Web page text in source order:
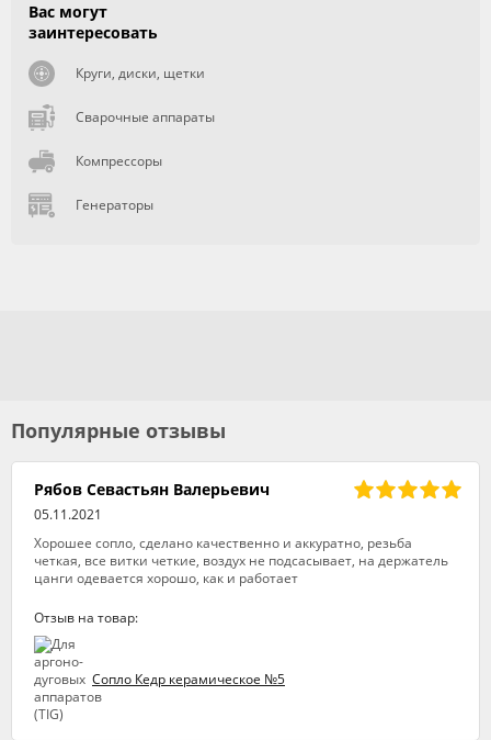
Вас могут
заинтересовать
Круги, диски, щетки
Сварочные аппараты
Компрессоры
Генераторы
Популярные отзывы
Рябов Севастьян Валерьевич
05.11.2021
Хорошее сопло, сделано качественно и аккуратно, резьба
четкая, все витки четкие, воздух не подсасывает, на держатель
цанги одевается хорошо, как и работает
Отзыв на товар:
Сопло Кедр керамическое №5